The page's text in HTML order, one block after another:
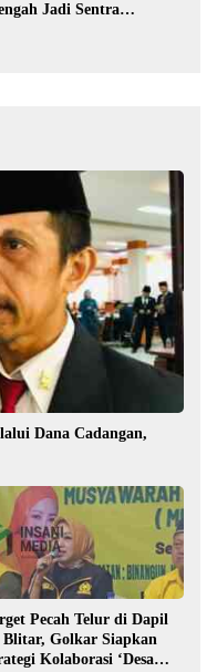
Jadi Sentra
Dana Cadangan,
Pecah Telur di Dapil
Golkar Siapkan
Kolaborasi ‘Desa